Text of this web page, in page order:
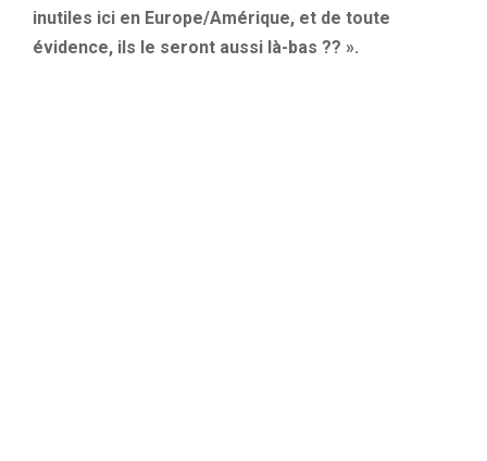
inutiles ici en Europe/Amérique, et de toute
évidence, ils le seront aussi là-bas ?? ».